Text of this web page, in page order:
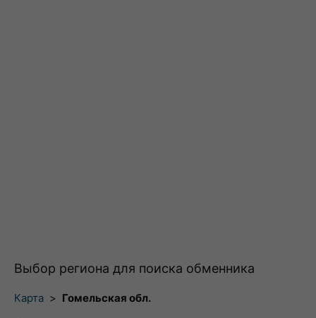
Выбор региона для поиска обменника
Карта > Гомельская обл.